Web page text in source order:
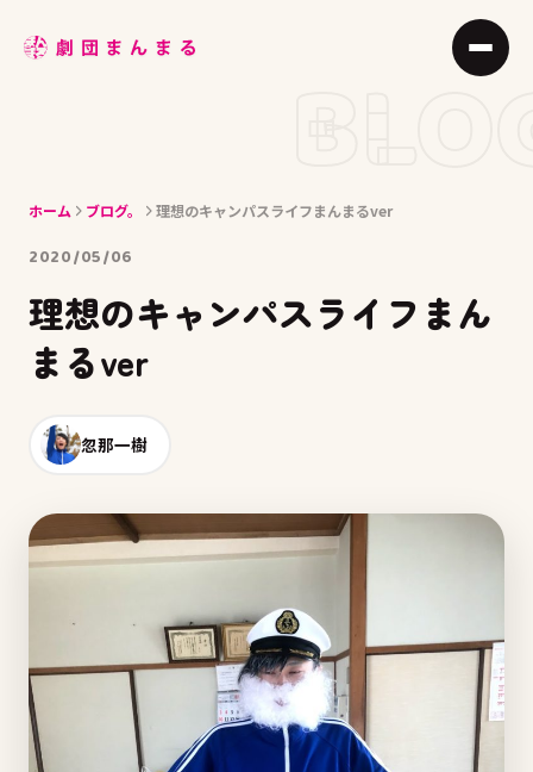
ABOUT
BLOG
ACCESS
ホーム ブログ。 理想のキャンパスライフまんまるver
2020/05/06
理想のキャンパスライフまん
まるver
忽那一樹